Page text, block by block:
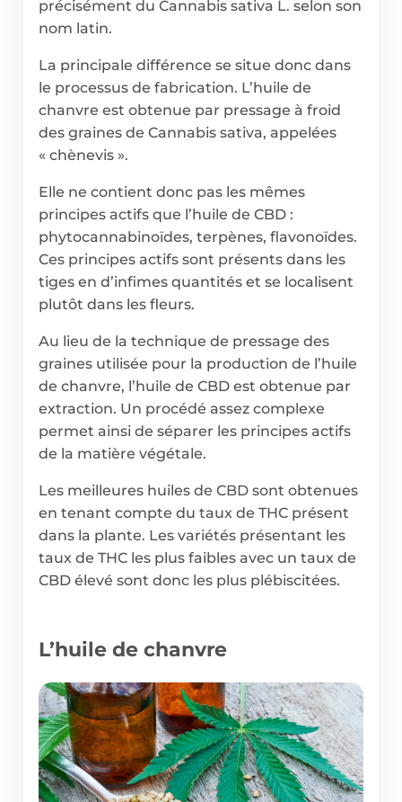
précisément du Cannabis sativa L. selon son
nom latin.
La principale différence se situe donc dans
le processus de fabrication. L’huile de
chanvre est obtenue par pressage à froid
des graines de Cannabis sativa, appelées
« chènevis ».
Elle ne contient donc pas les mêmes
principes actifs que l’huile de CBD :
phytocannabinoïdes, terpènes, flavonoïdes.
Ces principes actifs sont présents dans les
tiges en d’infimes quantités et se localisent
plutôt dans les fleurs.
Au lieu de la technique de pressage des
graines utilisée pour la production de l’huile
de chanvre, l’huile de CBD est obtenue par
extraction. Un procédé assez complexe
permet ainsi de séparer les principes actifs
de la matière végétale.
Les meilleures huiles de CBD sont obtenues
en tenant compte du taux de THC présent
dans la plante. Les variétés présentant les
taux de THC les plus faibles avec un taux de
CBD élevé sont donc les plus plébiscitées.
L’huile de chanvre